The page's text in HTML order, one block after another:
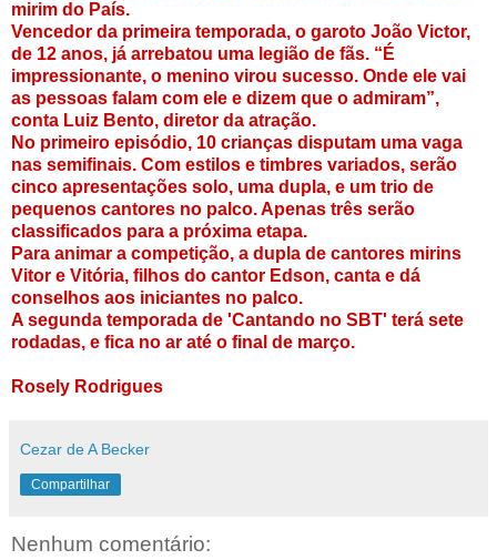
mirim do País.
Vencedor da primeira temporada, o garoto João Victor,
de 12 anos, já arrebatou uma legião de fãs. “É
impressionante, o menino virou sucesso. Onde ele vai
as pessoas falam com ele e dizem que o admiram”,
conta Luiz Bento, diretor da atração.
No primeiro episódio, 10 crianças disputam uma vaga
nas semifinais. Com estilos e timbres variados, serão
cinco apresentações solo, uma dupla, e um trio de
pequenos cantores no palco. Apenas três serão
classificados para a próxima etapa.
Para animar a competição, a dupla de cantores mirins
Vitor e Vitória, filhos do cantor Edson, canta e dá
conselhos aos iniciantes no palco.
A segunda temporada de 'Cantando no SBT' terá sete
rodadas, e fica no ar até o final de março.
Rosely Rodrigues
Cezar de A Becker
Compartilhar
Nenhum comentário: